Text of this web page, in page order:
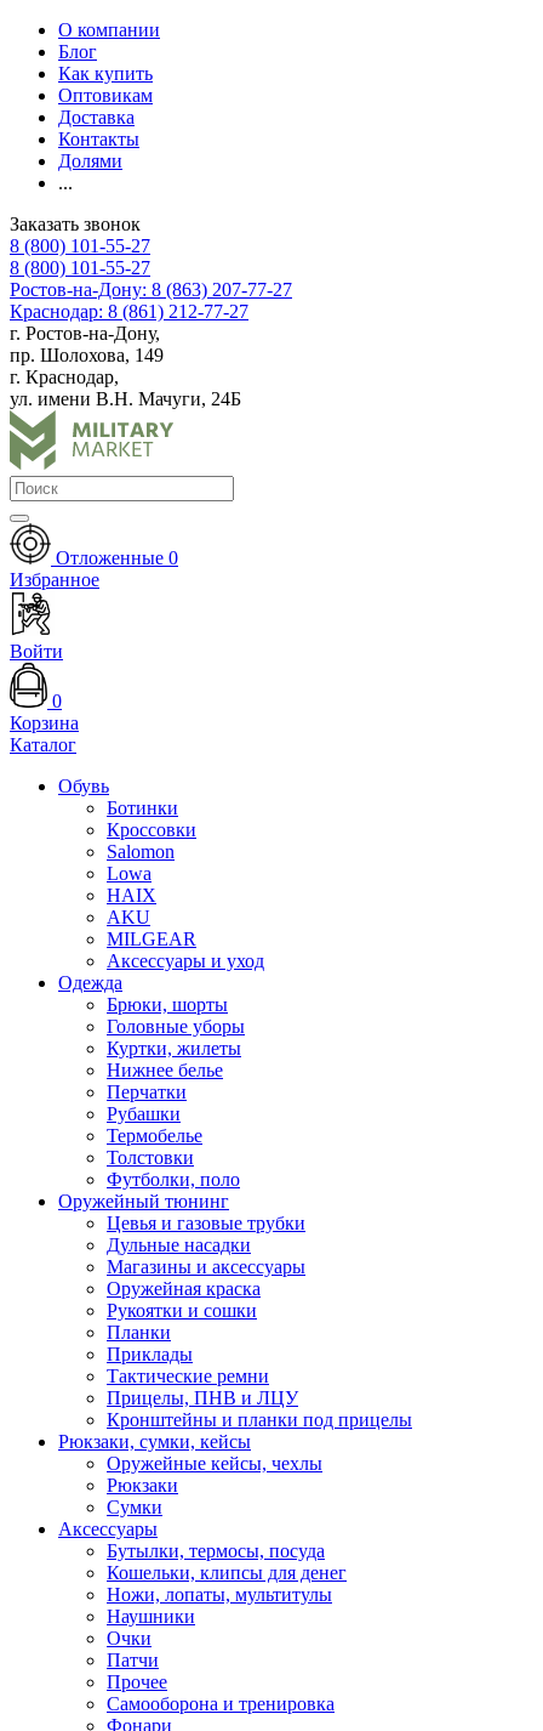
О компании
Блог
Как купить
Оптовикам
Доставка
Контакты
Долями
...
Заказать звонок
8 (800) 101-55-27
8 (800) 101-55-27
Ростов-на-Дону: 8 (863) 207-77-27
Краснодар: 8 (861) 212-77-27
г. Ростов-на-Дону,
пр. Шолохова, 149
г. Краснодар,
ул. имени В.Н. Мачуги, 24Б
Отложенные 0
Избранное
Войти
0
Корзина
Каталог
Обувь
Ботинки
Кроссовки
Salomon
Lowa
HAIX
AKU
MILGEAR
Аксессуары и уход
Одежда
Брюки, шорты
Головные уборы
Куртки, жилеты
Нижнее белье
Перчатки
Рубашки
Термобелье
Толстовки
Футболки, поло
Оружейный тюнинг
Цевья и газовые трубки
Дульные насадки
Магазины и аксессуары
Оружейная краска
Рукоятки и сошки
Планки
Приклады
Тактические ремни
Прицелы, ПНВ и ЛЦУ
Кронштейны и планки под прицелы
Рюкзаки, сумки, кейсы
Оружейные кейсы, чехлы
Рюкзаки
Сумки
Аксессуары
Бутылки, термосы, посуда
Кошельки, клипсы для денег
Ножи, лопаты, мультитулы
Наушники
Очки
Патчи
Прочее
Самооборона и тренировка
Фонари